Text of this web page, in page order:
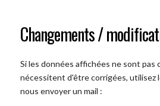
Changements /
Si les données affichées ne sont pas
nécessitent d'être corrigées, utilisez
nous envoyer un mail :